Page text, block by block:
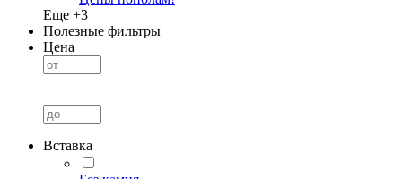
Еще +3
Полезные фильтры
Цена
—
Вставка